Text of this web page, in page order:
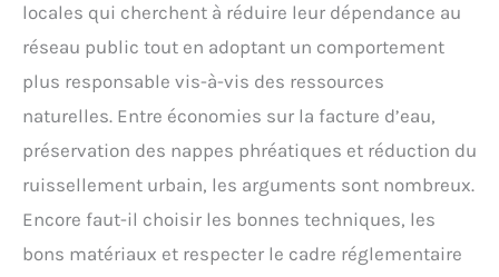
locales qui cherchent à réduire leur dépendance au
réseau public tout en adoptant un comportement
plus responsable vis-à-vis des ressources
naturelles. Entre économies sur la facture d’eau,
préservation des nappes phréatiques et réduction du
ruissellement urbain, les arguments sont nombreux.
Encore faut-il choisir les bonnes techniques, les
bons matériaux et respecter le cadre réglementaire